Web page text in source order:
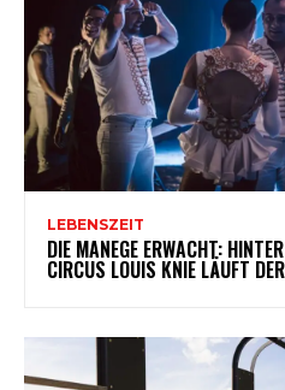
LEBENSZEIT
DIE MANEGE ERWACHT:
CIRCUS LOUIS KNIE LÄUFT